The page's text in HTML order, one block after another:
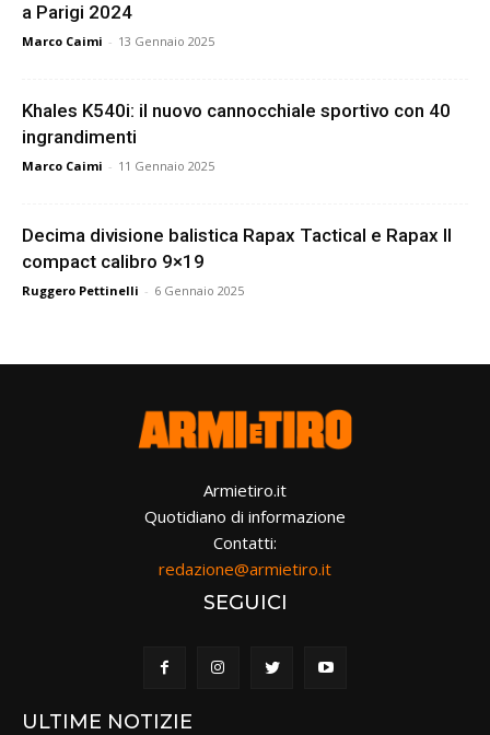
a Parigi 2024
Marco Caimi - 13 Gennaio 2025
Khales K540i: il nuovo cannocchiale sportivo con 40
ingrandimenti
Marco Caimi - 11 Gennaio 2025
Decima divisione balistica Rapax Tactical e Rapax II
compact calibro 9×19
Ruggero Pettinelli - 6 Gennaio 2025
Armietiro.it
Quotidiano di informazione
Contatti:
redazione@armietiro.it
SEGUICI
ULTIME NOTIZIE